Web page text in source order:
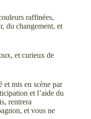
raffinées,
du changement, et
et curieux de
et mis en scène par
et l’aide du
rentrera
et vous ne